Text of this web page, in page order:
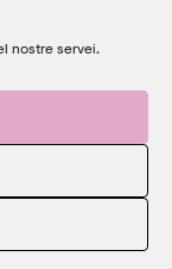
nostre servei.